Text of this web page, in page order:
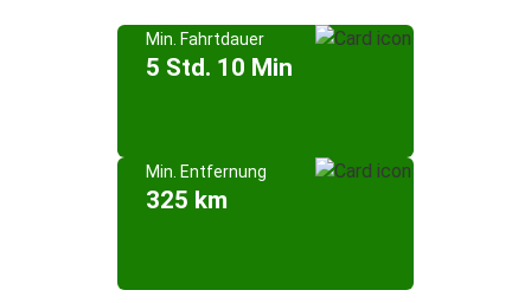
Min. Fahrtdauer
5 Std. 10 Min
Min. Entfernung
325 km